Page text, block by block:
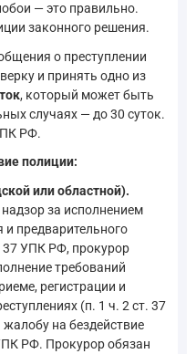
— это правильно.
законного решения.
о преступлении
и принять одно из
, который может быть
случаях — до 30 суток.
РФ.
полиции:
или областной).
за исполнением
предварительного
37 УПК РФ, прокурор
требований
регистрации и
(п. 1 ч. 2 ст. 37
на бездействие
РФ. Прокурор обязан